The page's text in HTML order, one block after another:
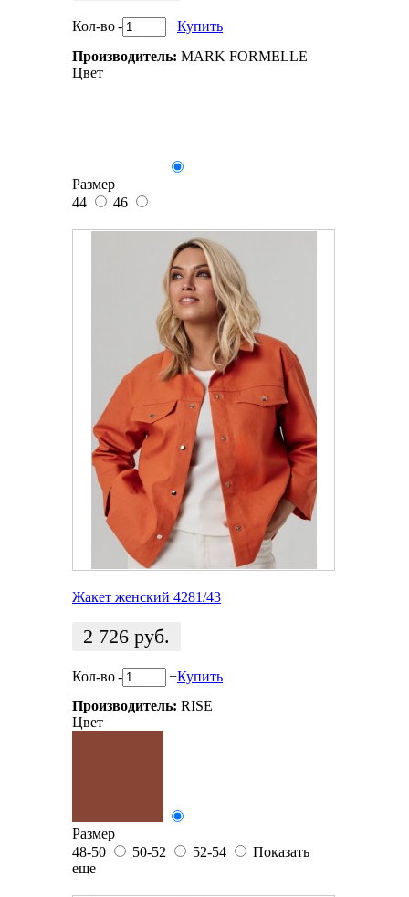
Кол-во- +Купить
Производитель: MARK FORMELLE
Цвет
Размер
44
46
Жакет женский 4281/43
2 726 руб.
Кол-во- +Купить
Производитель: RISE
Цвет
Размер
48-50
50-52 52-54
Показать
еще